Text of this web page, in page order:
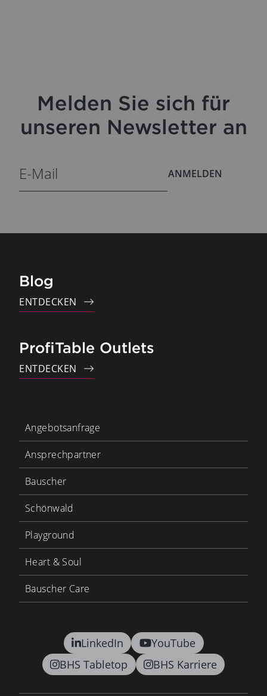
Melden Sie sich für
unseren Newsletter an
ANMELDEN
Blog
ENTDECKEN
ProfiTable Outlets
ENTDECKEN
LinkedIn
YouTube
BHS Tabletop
BHS Karriere
Angebotsanfrage
Ansprechpartner
Bauscher
Schönwald
Playground
Heart & Soul
Bauscher Care